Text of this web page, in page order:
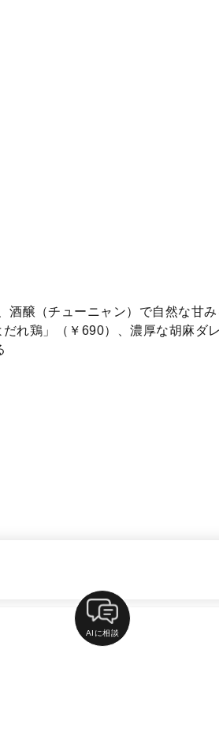
醸（チューニャン）で自然な甘
れ鶏」（￥690）、濃厚な胡麻ダ
AIに相談